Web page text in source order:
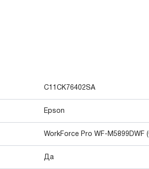
C11CK76402SA
Epson
WorkForce Pro WF-M5899DWF
Да